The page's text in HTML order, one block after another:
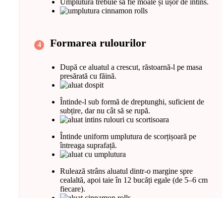
Umplutura trebuie să fie moale și ușor de întins.
Formarea rulourilor
După ce aluatul a crescut, răstoarnă-l pe masa
presărată cu făină.
Întinde-l sub formă de dreptunghi, suficient de
subțire, dar nu cât să se rupă.
Întinde uniform umplutura de scorțișoară pe
întreaga suprafață.
Rulează strâns aluatul dintr-o margine spre
cealaltă, apoi taie în 12 bucăți egale (de 5–6 cm
fiecare).